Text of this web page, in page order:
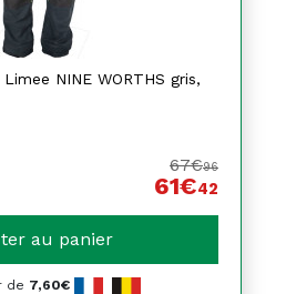
NINE WORTHS gris,
67€96
61€42
au panier
de 7,60€